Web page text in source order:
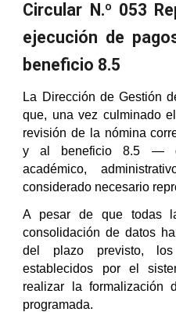
Circular N.º 053
ejecución de
beneficio 8.5
La Dirección de Gestión
que, una vez culminado
revisión de la nómina
y al beneficio 8.5 —
académico,
considerado necesario
A pesar de que todas
consolidación de datos
del plazo previsto,
establecidos por el
realizar la
programada.